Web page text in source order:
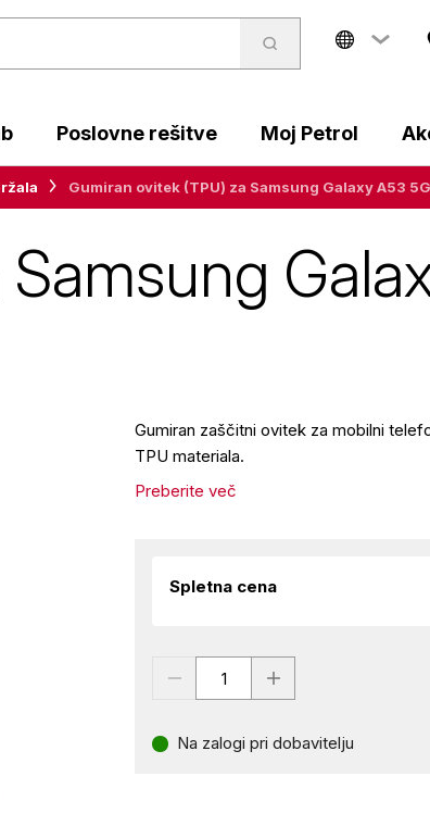
Poslovne rešitve Moj Petrol
Gumiran ovitek (TPU) za Samsung Galaxy A53
Gumiran zaščitni ovitek za mobilni
TPU materiala.
Preberite več
Spletna cena
Na zalogi pri dobavitelju